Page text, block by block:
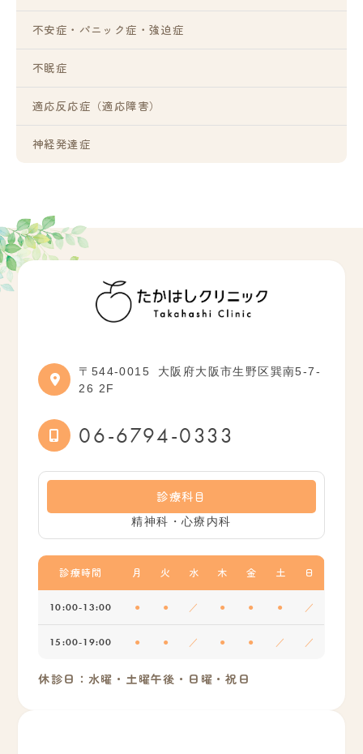
不安症・パニック症・強迫症
不眠症
適応反応症（適応障害）
神経発達症
〒544-0015
大阪府大阪市生野区巽南5-7-
26 2F
06-6794-0333
診療科目
精神科・心療内科
診療時間 月 火 水 木 金 土 日
10:00-13:00 ● ● ／ ● ● ● ／
15:00-19:00 ● ● ／ ● ● ／ ／
休診日：水曜・土曜午後・日曜・祝日